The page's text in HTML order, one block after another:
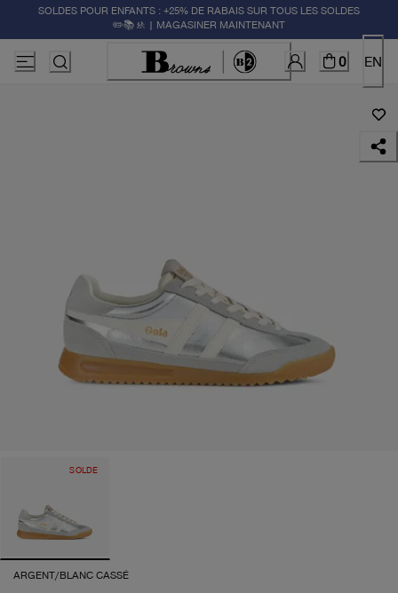
SOLDES POUR ENFANTS : +25% DE RABAIS SUR TOUS LES SOLDES
✏️📚🚸 | MAGASINER MAINTENANT
0 EN
SOLDE
ARGENT/BLANC CASSÉ